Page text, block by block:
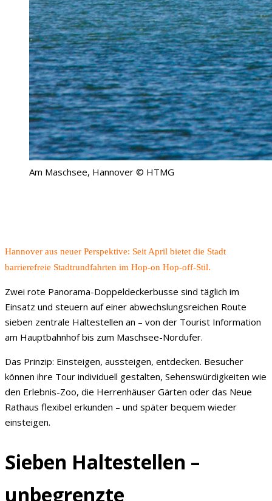
Am Maschsee, Hannover © HTMG
Hannover aus neuer Perspektive: Seit April bietet die Stadt
barrierefreie Stadtrundfahrten im Hop-on Hop-off-Stil.
Zwei rote Panorama-Doppeldeckerbusse sind täglich im
Einsatz und steuern auf einer abwechslungsreichen Route
sieben zentrale Haltestellen an – von der Tourist Information
am Hauptbahnhof bis zum Maschsee-Nordufer.
Das Prinzip: Einsteigen, aussteigen, entdecken. Besucher
können ihre Tour individuell gestalten, Sehenswürdigkeiten wie
den Erlebnis-Zoo, die Herrenhäuser Gärten oder das Neue
Rathaus flexibel erkunden – und später bequem wieder
einsteigen.
Sieben Haltestellen –
unbegrenzte